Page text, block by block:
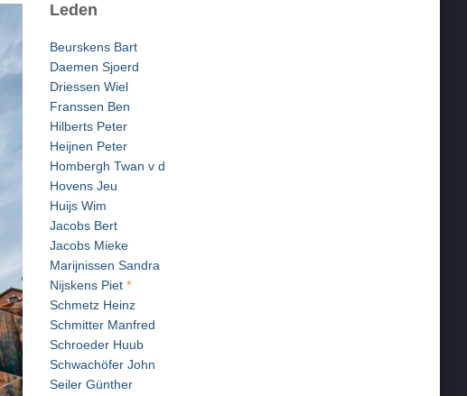
Leden
Beurskens Bart
Daemen Sjoerd
Driessen Wiel
Franssen Ben
Hilberts Peter
Heijnen Peter
Hombergh Twan v d
Hovens Jeu
Huijs Wim
Jacobs Bert
Jacobs Mieke
Marijnissen Sandra
Nijskens Piet *
Schmetz Heinz
Schmitter Manfred
Schroeder Huub
Schwachöfer John
Seiler Günther